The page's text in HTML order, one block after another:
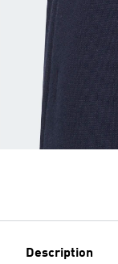
Description